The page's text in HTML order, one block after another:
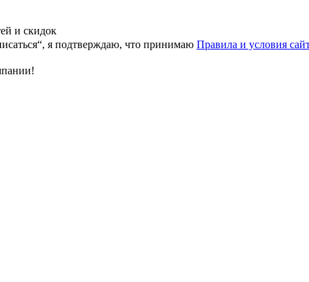
и скидок
я подтверждаю, что принимаю Правила и условия